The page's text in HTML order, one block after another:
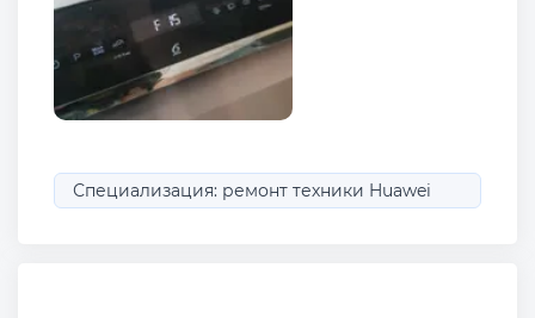
Специализация: ремонт техники Huawei